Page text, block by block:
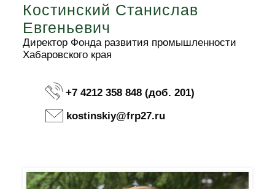
Костинский Станислав
Евгеньевич
Директор Фонда развития промышленности
Хабаровского края
+7 4212 358 848 (доб. 201)
kostinskiy@frp27.ru